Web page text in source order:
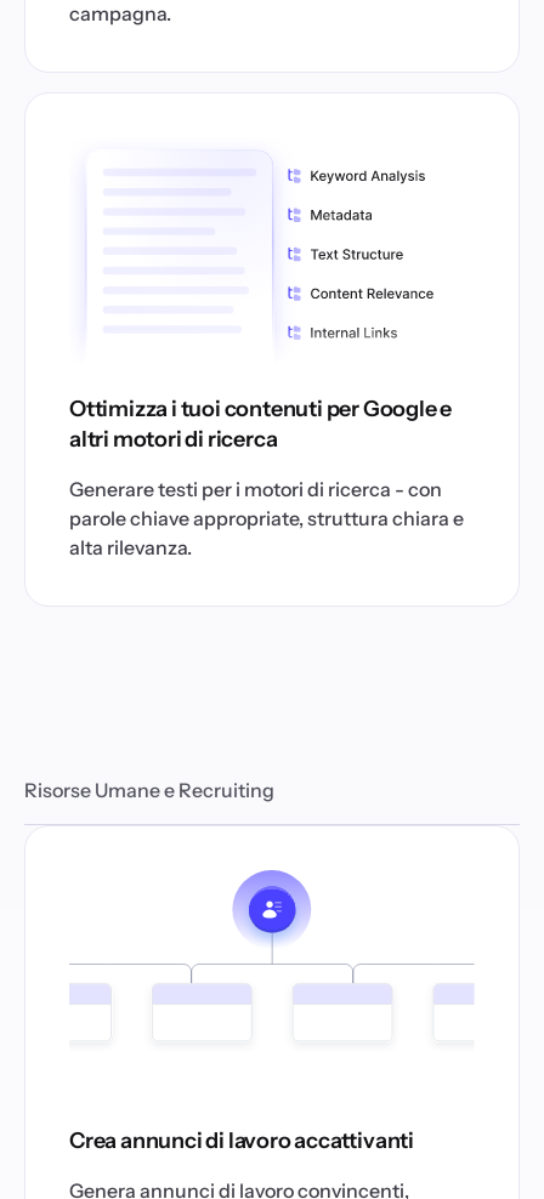
campagna.
Ottimizza i tuoi contenuti per Google e
altri motori di ricerca
Generare testi per i motori di ricerca - con
parole chiave appropriate, struttura chiara e
alta rilevanza.
Risorse Umane e Recruiting
Crea annunci di lavoro accattivanti
Genera annunci di lavoro convincenti,